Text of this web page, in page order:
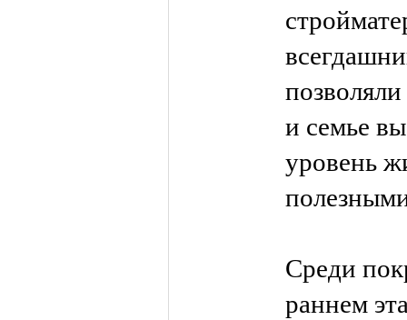
и семье
уровень
Среди
раннем